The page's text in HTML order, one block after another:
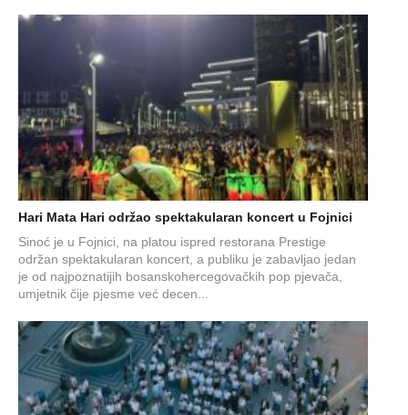
Hari Mata Hari održao spektakularan koncert u Fojnici
Sinoć je u Fojnici, na platou ispred restorana Prestige
održan spektakularan koncert, a publiku je zabavljao jedan
je od najpoznatijih bosanskohercegovačkih pop pjevača,
umjetnik čije pjesme već decen...